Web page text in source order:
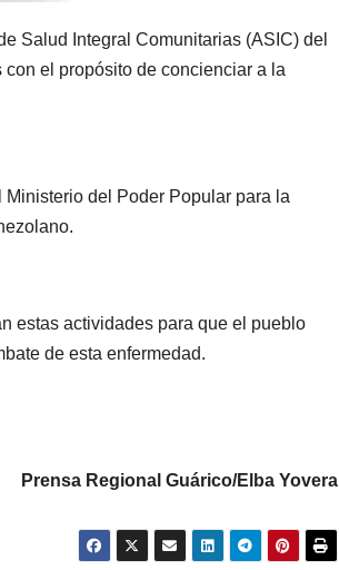
Salud Integral Comunitarias (ASIC) del
el propósito de concienciar a la
del Poder Popular para la
estas actividades para que el pueblo
de esta enfermedad.
Prensa Regional Guárico/Elba Yovera